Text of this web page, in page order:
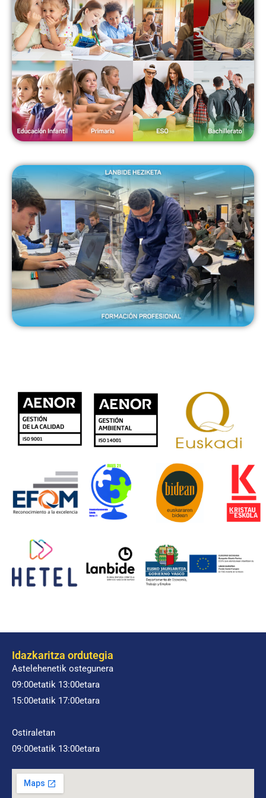
Idazkaritza ordutegia
Astelehenetik ostegunera
09:00etatik 13:00etara
15:00etatik 17:00etara
Ostiraletan
09:00etatik 13:00etara